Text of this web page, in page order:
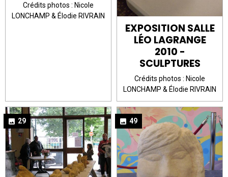
Crédits photos : Nicole
LONCHAMP & Élodie RIVRAIN
EXPOSITION SALLE
LÉO LAGRANGE
2010 -
SCULPTURES
Crédits photos : Nicole
LONCHAMP & Élodie RIVRAIN
29 49